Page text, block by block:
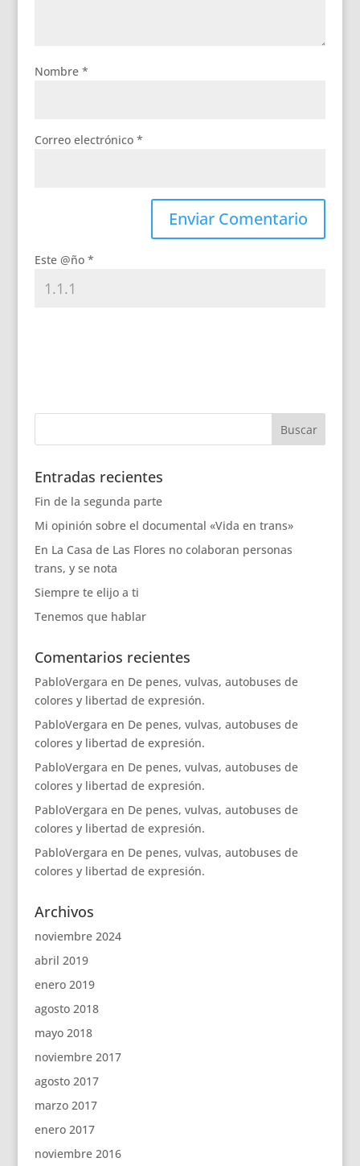
Nombre *
Correo electrónico *
Este @ño *
Entradas recientes
Fin de la segunda parte
Mi opinión sobre el documental «Vida en trans»
En La Casa de Las Flores no colaboran personas
trans, y se nota
Siempre te elijo a ti
Tenemos que hablar
Comentarios recientes
PabloVergara en De penes, vulvas, autobuses de
colores y libertad de expresión.
PabloVergara en De penes, vulvas, autobuses de
colores y libertad de expresión.
PabloVergara en De penes, vulvas, autobuses de
colores y libertad de expresión.
PabloVergara en De penes, vulvas, autobuses de
colores y libertad de expresión.
PabloVergara en De penes, vulvas, autobuses de
colores y libertad de expresión.
Archivos
noviembre 2024
abril 2019
enero 2019
agosto 2018
mayo 2018
noviembre 2017
agosto 2017
marzo 2017
enero 2017
noviembre 2016